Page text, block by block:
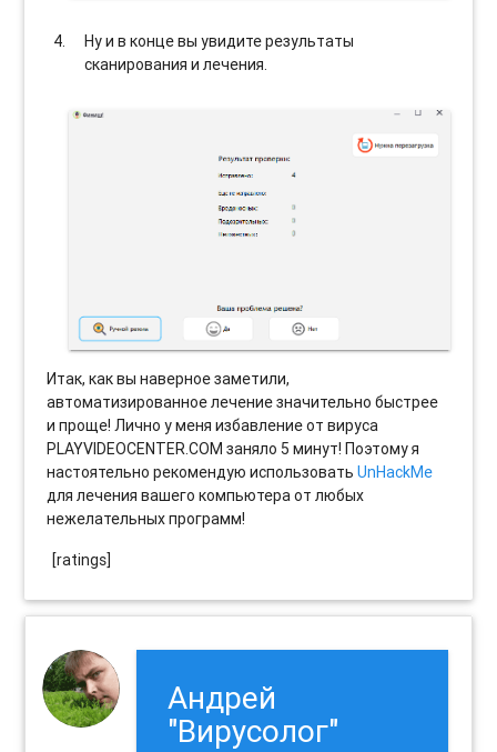
Ну и в конце вы увидите результаты
сканирования и лечения.
Итак, как вы наверное заметили,
автоматизированное лечение значительно быстрее
и проще! Лично у меня избавление от вируса
PLAYVIDEOCENTER.COM заняло 5 минут! Поэтому я
настоятельно рекомендую использоватьUnHackMe
для лечения вашего компьютера от любых
нежелательных программ!
[ratings]
Андрей
"Вирусолог"